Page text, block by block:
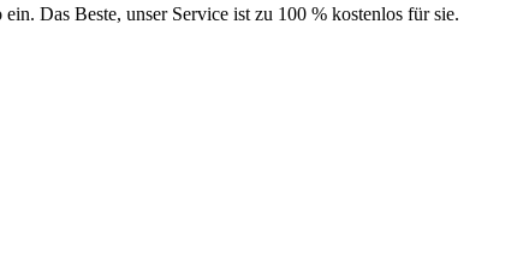
Das Beste, unser Service ist zu 100 % kostenlos für sie.